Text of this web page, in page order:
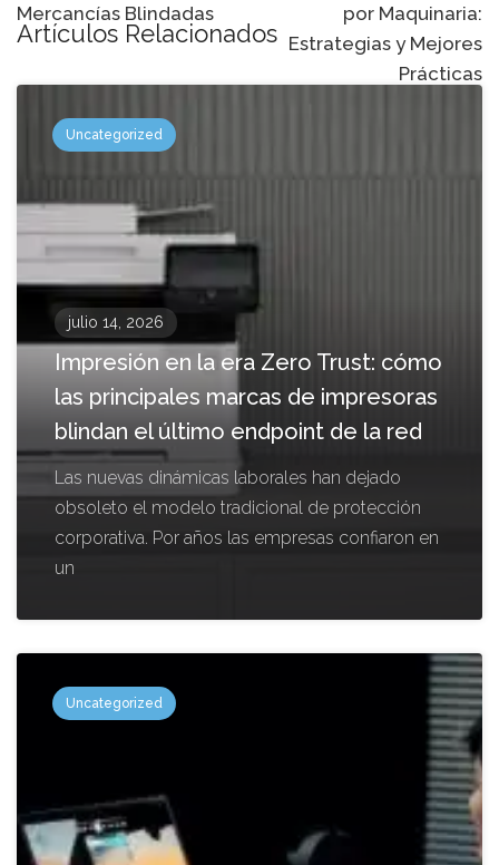
Mercancías Blindadas
por Maquinaria:
Estrategias y Mejores
Prácticas
Artículos Relacionados
Uncategorized
julio 14, 2026
Impresión en la era Zero Trust: cómo
las principales marcas de impresoras
blindan el último endpoint de la red
Las nuevas dinámicas laborales han dejado
obsoleto el modelo tradicional de protección
corporativa. Por años las empresas confiaron en
un
Uncategorized